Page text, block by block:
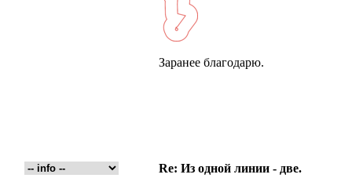
Заранее благодарю.
Re: Из одной линии - две.